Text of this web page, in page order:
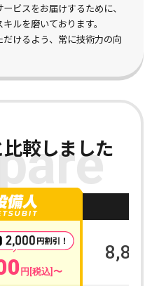
ビスをお届けするために、
ルを磨いております。
けるよう、常に技術力の向
較しました
円[税込]〜
8,800